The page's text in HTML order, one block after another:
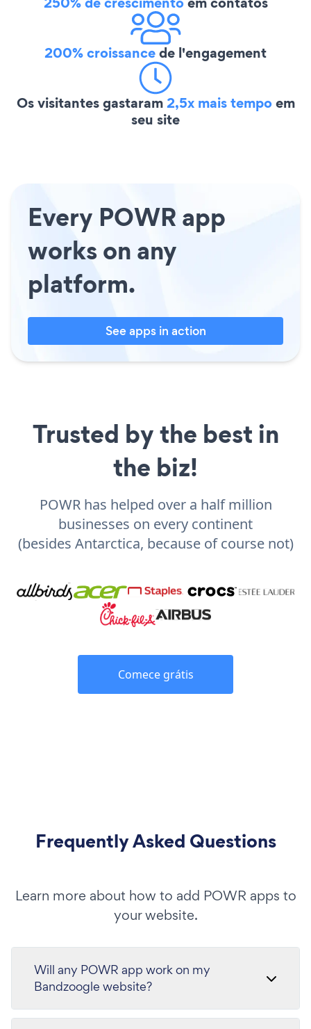
200% croissancede l'engagement
Os visitantes gastaram2,5x mais tempoem
seu site
Every POWR app
works on any
platform.
See apps in action
Trusted by the best in
the biz!
POWR has helped over a half million
businesses on every continent
(besides Antarctica, because of course not)
Comece grátis
Frequently Asked Questions
Learn more about how to add POWR apps to
your website.
Will any POWR app work on my
Bandzoogle website?